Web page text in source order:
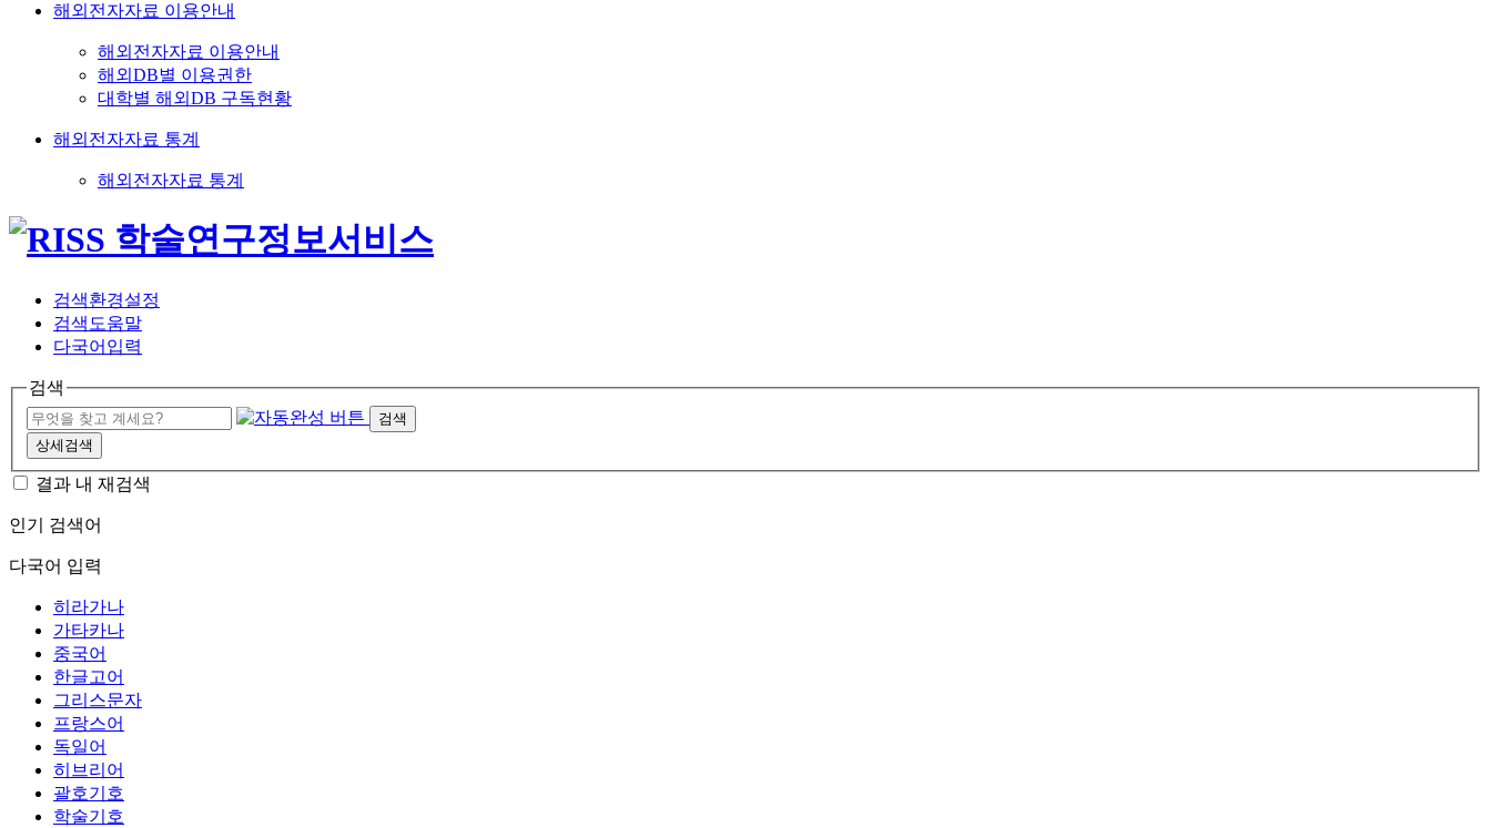
해외전자자료 이용안내
해외전자자료 이용안내
해외DB별 이용권한
대학별 해외DB 구독현황
해외전자자료 통계
해외전자자료 통계
검색환경설정
검색도움말
다국어입력
검색
검색
상세검색
결과 내 재검색
인기 검색어
다국어 입력
히라가나
가타카나
중국어
한글고어
그리스문자
프랑스어
독일어
히브리어
괄호기호
학술기호